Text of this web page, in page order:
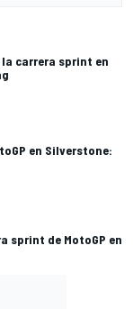
la carrera sprint en
en Silverstone:
sprint de MotoGP en